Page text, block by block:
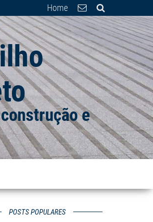
Home
e
POSTS POPULARES